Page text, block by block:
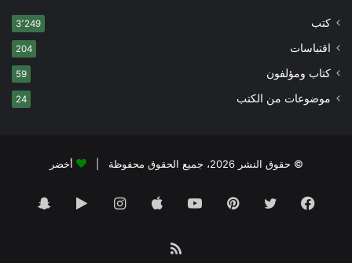
كتب 3٬249
اقتباسات 204
كتاب ومؤلفون 59
موضوعات من الكتب 24
© حقوق النشر 2026، جميع الحقوق محفوظة | أخضر
فيسبوك تويتر بينتيريستيوتيوب انستقرام‏Googleسناب
ملخص